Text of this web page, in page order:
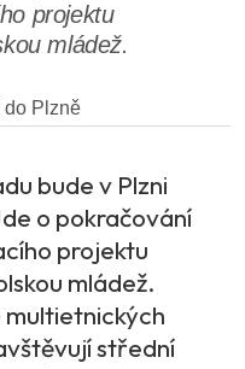
projektu
mládež.
bude v Plzni
o pokračování
projektu
mládež.
střední